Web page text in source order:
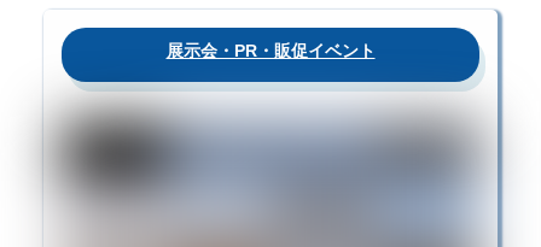
展示会・PR・販促イベント